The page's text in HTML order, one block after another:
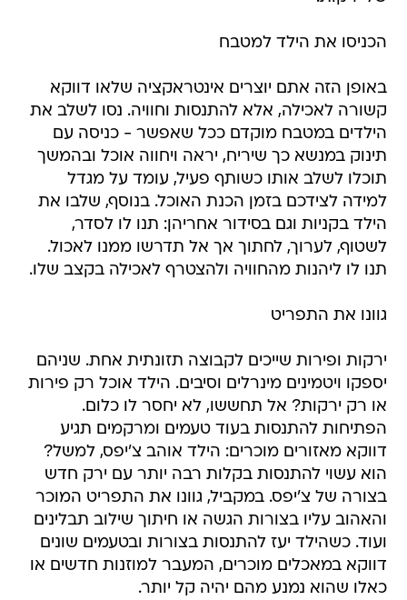
הכניסו את הילד למטבח
באופן הזה אתם יוצרים אינטראקציה שלאו דווקא
קשורה לאכילה, אלא להתנסות וחוויה. נסו לשלב את
הילדים במטבח מוקדם ככל שאפשר - כניסה עם
תינוק במנשא כך שיריח, יראה ויחווה אוכל ובהמשך
תוכלו לשלב אותו כשותף פעיל, עומד על מגדל
למידה לצידכם בזמן הכנת האוכל. בנוסף, שלבו את
הילד בקניות וגם בסידור אחריהן: תנו לו לסדר,
לשטוף, לערוך, לחתוך אך אל תדרשו ממנו לאכול.
תנו לו ליהנות מהחוויה ולהצטרף לאכילה בקצב שלו.
גוונו את התפריט
ירקות ופירות שייכים לקבוצה תזונתית אחת. שניהם
יספקו ויטמינים מינרלים וסיבים. הילד אוכל רק פירות
או רק ירקות? אל תחששו, לא יחסר לו כלום.
הפתיחות להתנסות בעוד טעמים ומרקמים תגיע
דווקא מאזורים מוכרים: הילד אוהב צ'יפס, למשל?
הוא עשוי להתנסות בקלות רבה יותר עם ירק חדש
בצורה של צ'יפס. במקביל, גוונו את התפריט המוכר
והאהוב עליו בצורות הגשה או חיתוך שילוב תבלינים
ועוד. כשהילד יעז להתנסות בצורות ובטעמים שונים
דווקא במאכלים מוכרים, המעבר למוזנות חדשים או
כאלו שהוא נמנע מהם יהיה קל יותר.